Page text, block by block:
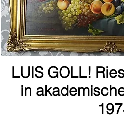
LUIS GOLL!
in